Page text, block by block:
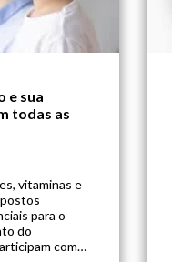
e sua
todas as
vitaminas e
para o
do
como